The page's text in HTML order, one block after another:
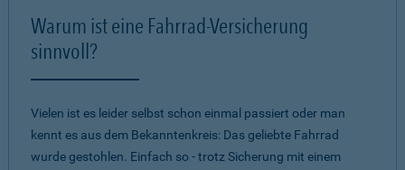
Warum ist eine Fahrrad-Versicherung
sinnvoll?
Vielen ist es leider selbst schon einmal passiert oder man
kennt es aus dem Bekanntenkreis: Das geliebte Fahrrad
wurde gestohlen. Einfach so - trotz Sicherung mit einem